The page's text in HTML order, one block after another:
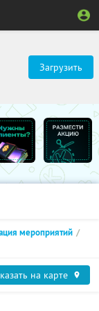
Загрузить
мероприятий
на карте